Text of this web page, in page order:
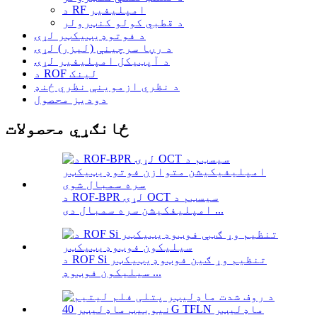
د RF امپلیفیر
د قطبي کولو کنټرولر
د فوتوډیټیکټر لړۍ
د رڼا سرچینې (لیزر) لړۍ
د آپټیکل امپلیفیر لړۍ
د ROF لینک
د نظري ازموینې نظري ځنډ
دودیز محصول
ځانګړي محصولات
د ROF-BPR لړۍ OCT سیسټم د
امپلیفکیشن سره سمبال دی ...
د ROF Si تنظیم وړ ګین فوټوډیټیکټر
سیلیکون فوټوډ ...